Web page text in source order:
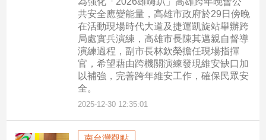
共安全應變能量，高雄市政府於29日傍晚
在活動現場時代大道及捷運凱旋站舉辦跨
局處實兵演練，高雄市長陳其邁親自督導
演練過程，副市長林欽榮擔任現場指揮
官，希望藉由跨機關演練發現維安缺口加
以補強，完善跨年維安工作，確保民眾安
全。
2025-12-30 12:35:01
南台灣觀點